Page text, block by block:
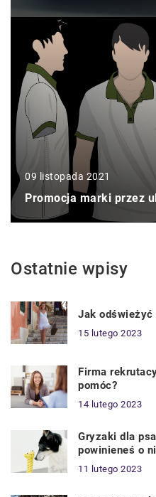
09 listopada 2021
Promocja marki przez
Ostatnie wpisy
Jak odświeżyć
15 lutego 2023
Firma
pomóc?
14 lutego 2023
Gryzaki dla
powinieneś o
11 lutego 2023